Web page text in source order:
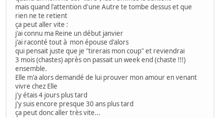
mais quand l'attention d'une Autre te tombe dessus et que
rien ne te retient
ça peut aller vite :
j'ai connu ma Reine un début janvier
j'ai raconté tout à mon épouse d'alors
qui pensait juste que je "tirerais mon coup" et reviendrai
3 mois (chastes) après on passait un week end (chaste !!!)
ensemble.
Elle m'a alors demandé de lui prouver mon amour en venant
vivre chez Elle
j'y étais 4 jours plus tard
j'y suis encore presque 30 ans plus tard
ça peut donc aller très vite...